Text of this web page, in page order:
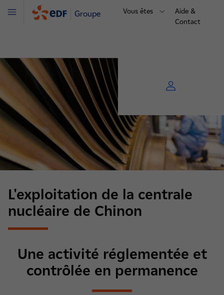
Groupe Vous êtes
Aide &
Contact
Menu
L'exploitation de la centrale
nucléaire de Chinon
Une activité réglementée et
contrôlée en permanence